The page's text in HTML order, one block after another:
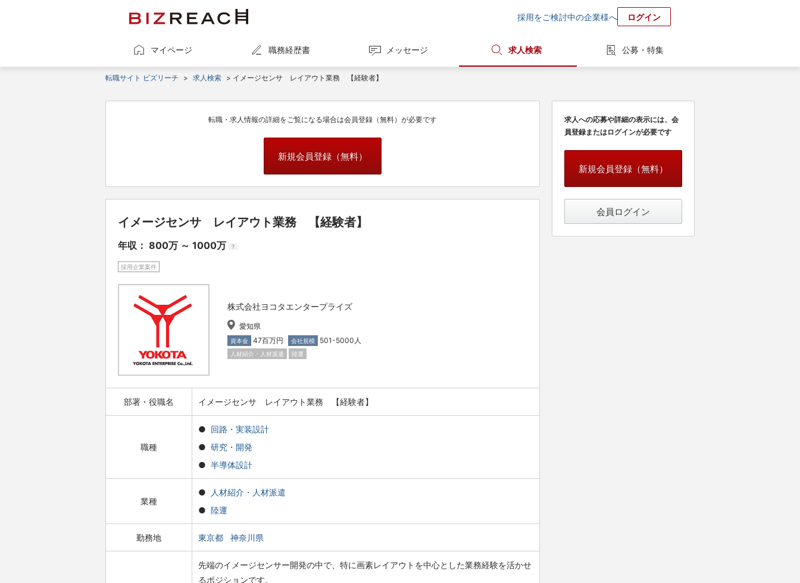
採用をご検討中の企業様へ ログイン
マイページ 職務経歴書 メッセージ 求人検索 公募・特集
転職サイト ビズリーチ > 求人検索 > イメージセンサ レイアウト業務 【経験者】
転職・求人情報の詳細をご覧になる場合は会員登録（無料）が必要です
新規会員登録（無料）
イメージセンサ レイアウト業務 【経験者】
年収： 800万 ～ 1000万 ?
採用企業案件
株式会社ヨコタエンタープライズ
愛知県
資本金 47百万円 会社規模 501-5000人
人材紹介・人材派遣 陸運
部署・役職名 イメージセンサ レイアウト業務 【経験者】
職種
回路・実装設計
研究・開発
半導体設計
業種
人材紹介・人材派遣
陸運
勤務地 東京都 神奈川県
先端のイメージセンサー開発の中で、特に画素レイアウトを中心とした業務経験を活かせ
るポジションです。
求人への応募や詳細の表示には、会
員登録またはログインが必要です
新規会員登録（無料）
会員ログイン